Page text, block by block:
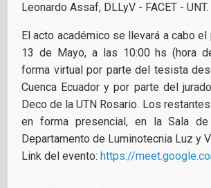
Leonardo Assaf, DLLyV - FACET - UNT.
El acto académico se llevará a cabo
13 de Mayo, a las 10:00 hs (hora
forma virtual por parte del tesista
Cuenca Ecuador y por parte del
Deco de la UTN Rosario. Los
en forma presencial, en la Sala de
Departamento de Luminotecnia Luz y
Link del evento: https://